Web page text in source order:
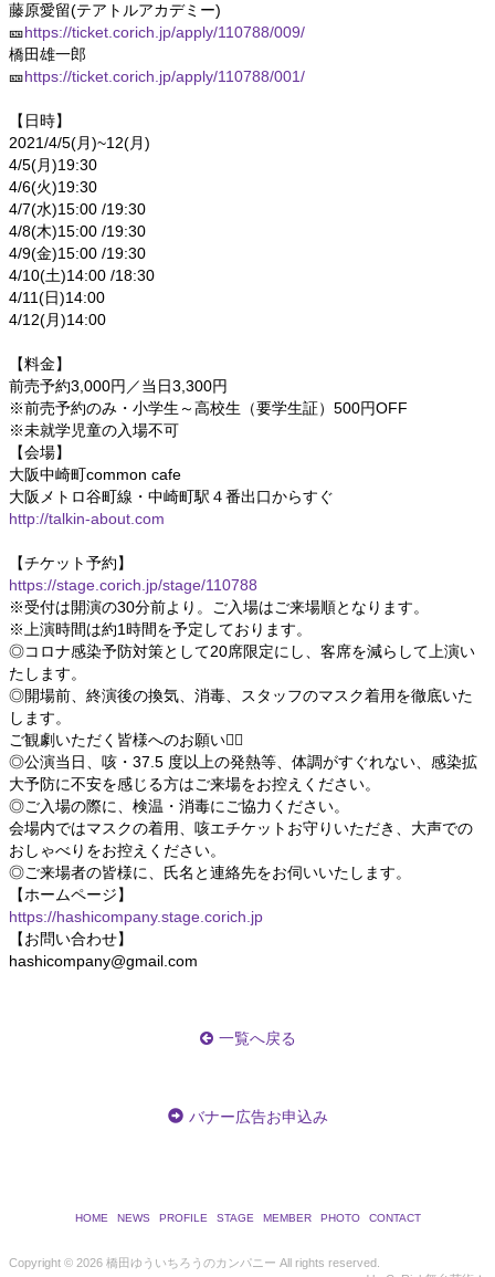
藤原愛留(テアトルアカデミー)
🎫https://ticket.corich.jp/apply/110788/009/
橋田雄一郎
🎫https://ticket.corich.jp/apply/110788/001/
【日時】
2021/4/5(月)~12(月)
4/5(月)19:30
4/6(火)19:30
4/7(水)15:00 /19:30
4/8(木)15:00 /19:30
4/9(金)15:00 /19:30
4/10(土)14:00 /18:30
4/11(日)14:00
4/12(月)14:00
【料金】
前売予約3,000円／当日3,300円
※前売予約のみ・小学生～高校生（要学生証）500円OFF
※未就学児童の入場不可
【会場】
大阪中崎町common cafe
大阪メトロ谷町線・中崎町駅４番出口からすぐ
http://talkin-about.com
【チケット予約】
https://stage.corich.jp/stage/110788
※受付は開演の30分前より。ご入場はご来場順となります。
※上演時間は約1時間を予定しております。
◎コロナ感染予防対策として20席限定にし、客席を減らして上演い
たします。
◎開場前、終演後の換気、消毒、スタッフのマスク着用を徹底いた
します。
ご観劇いただく皆様へのお願い🙇‍♂️
◎公演当日、咳・37.5 度以上の発熱等、体調がすぐれない、感染拡
大予防に不安を感じる方はご来場をお控えください。
◎ご入場の際に、検温・消毒にご協力ください。
会場内ではマスクの着用、咳エチケットお守りいただき、大声での
おしゃべりをお控えください。
◎ご来場者の皆様に、氏名と連絡先をお伺いいたします。
【ホームページ】
https://hashicompany.stage.corich.jp
【お問い合わせ】
hashicompany@gmail.com
一覧へ戻る
バナー広告お申込み
HOME NEWS PROFILE STAGE MEMBER PHOTO CONTACT
Copyright © 2026 橋田ゆういちろうのカンパニー All rights reserved.